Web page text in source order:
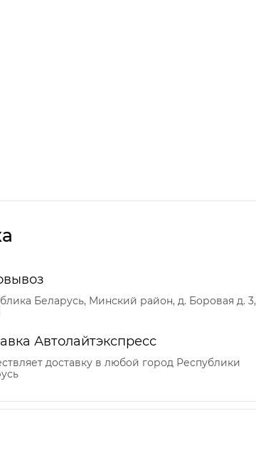
Беларусь, Минский район, д. Боровая д. 3,
Автолайтэкспресс
доставку в любой город Республики